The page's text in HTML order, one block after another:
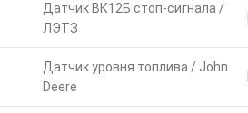
Датчик ВК12Б стоп-сигнала /
ЛЭТЗ
Датчик уровня топлива / John
Deere